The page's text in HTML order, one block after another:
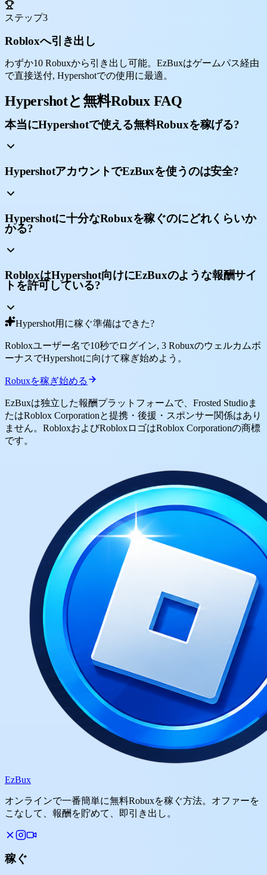
ステップ3
Robloxへ引き出し
わずか10 Robuxから引き出し可能。EzBuxはゲームパス経由
で直接送付, Hypershotでの使用に最適。
Hypershotと無料Robux FAQ
本当にHypershotで使える無料Robuxを稼げる?
HypershotアカウントでEzBuxを使うのは安全?
Hypershotに十分なRobuxを稼ぐのにどれくらいか
かる?
RobloxはHypershot向けにEzBuxのような報酬サイ
トを許可している?
Hypershot用に稼ぐ準備はできた?
Robloxユーザー名で10秒でログイン, 3 Robuxのウェルカムボ
ーナスでHypershotに向けて稼ぎ始めよう。
Robuxを稼ぎ始める
EzBuxは独立した報酬プラットフォームで、Frosted Studioま
たはRoblox Corporationと提携・後援・スポンサー関係はあり
ません。RobloxおよびRobloxロゴはRoblox Corporationの商標
です。
EzBux
オンラインで一番簡単に無料Robuxを稼ぐ方法。オファーを
こなして、報酬を貯めて、即引き出し。
稼ぐ